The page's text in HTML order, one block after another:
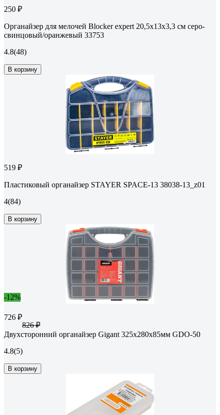
250 ₽
Органайзер для мелочей Blocker expert 20,5x13x3,3 см серо-
свинцовый/оранжевый 33753
4.8(48)
В корзину
519 ₽
Пластиковый органайзер STAYER SPACE-13 38038-13_z01
4(84)
В корзину
-12%
726 ₽
826 ₽
Двухсторонний органайзер Gigant 325x280x85мм GDO-50
4.8(5)
В корзину